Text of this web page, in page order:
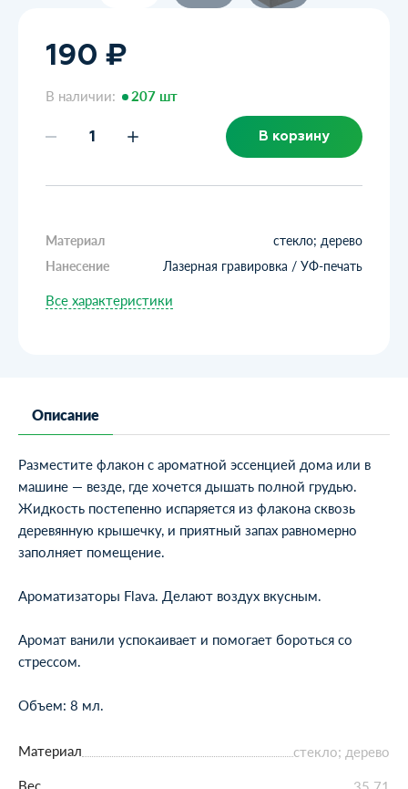
190 ₽
В наличии: 207 шт
В корзину
Материал
стекло; дерево
Нанесение
Лазерная гравировка / УФ-печать
Все характеристики
Описание
Разместите флакон с ароматной эссенцией дома или в
машине — везде, где хочется дышать полной грудью.
Жидкость постепенно испаряется из флакона сквозь
деревянную крышечку, и приятный запах равномерно
заполняет помещение.
Ароматизаторы Flava. Делают воздух вкусным.
Аромат ванили успокаивает и помогает бороться со
стрессом.
Объем: 8 мл.
Материал
стекло; дерево
Вес